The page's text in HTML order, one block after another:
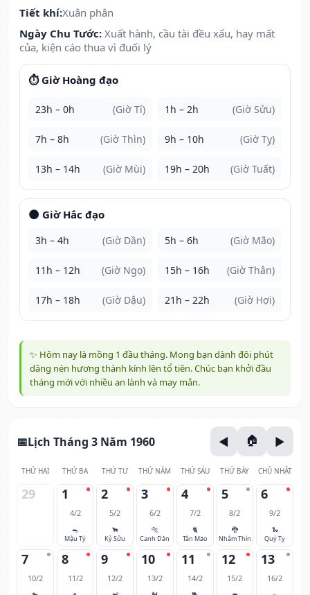
Tiết khí:Xuân phân
Ngày Chu Tước: Xuất hành, cầu tài đều xấu, hay mất
của, kiện cáo thua vì đuối lý
⏱️ Giờ Hoàng đạo
23h – 0h (Giờ Tí) 1h – 2h (Giờ Sửu)
7h – 8h (Giờ Thìn) 9h – 10h (Giờ Tỵ)
13h – 14h (Giờ Mùi) 19h – 20h (Giờ Tuất)
🌑 Giờ Hắc đạo
3h – 4h (Giờ Dần) 5h – 6h (Giờ Mão)
11h – 12h (Giờ Ngọ) 15h – 16h (Giờ Thân)
17h – 18h (Giờ Dậu) 21h – 22h (Giờ Hợi)
✨ Hôm nay là mồng 1 đầu tháng. Mong bạn dành đôi phút
dâng nén hương thành kính lên tổ tiên. Chúc bạn khởi đầu
tháng mới với nhiều an lành và may mắn.
Lịch Tháng 3 Năm 1960
THỨ HAI THỨ BA THỨ TƯ THỨ NĂM THỨ SÁU THỨ BẢY CHỦ NHẬT
29 1
4/2
🐀
Mậu Tý
2
5/2
🐂
Kỷ Sửu
3
6/2
🐅
Canh Dần
4
7/2
🐈
Tân Mão
5
8/2
🐉
Nhâm Thìn
6
9/2
🐍
Quý Tỵ
7
10/2
8
11/2
9
12/2
10
13/2
11
14/2
12
15/2
13
16/2